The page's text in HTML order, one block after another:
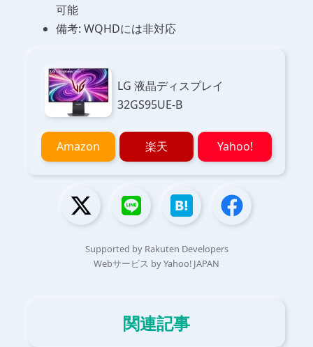
可能
備考: WQHDには非対応
LG 液晶ディスプレイ
32GS95UE-B
Amazon 楽天 Yahoo!
Supported by Rakuten Developers
Webサービス by Yahoo! JAPAN
関連記事